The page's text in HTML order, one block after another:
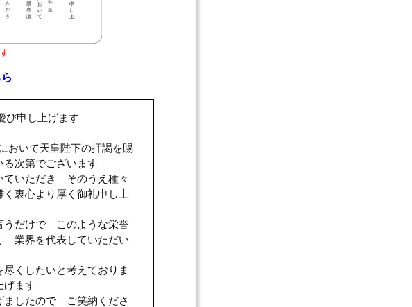
申し上げます
おいて天皇陛下の拝謁を賜
次第でございます
ていただき そのうえ種々
衷心より厚く御礼申し上
うだけで このような栄誉
業界を代表していただい
くしたいと考えておりま
げます
ましたので ご笑納くださ